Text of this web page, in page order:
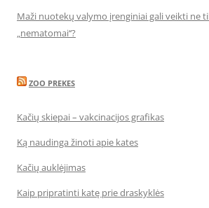
Maži nuotekų valymo įrenginiai gali veikti ne
„nematomai‘‘?
ZOO PREKES
Kačių skiepai – vakcinacijos grafikas
Ką naudinga žinoti apie kates
Kačių auklėjimas
Kaip pripratinti katę prie draskyklės